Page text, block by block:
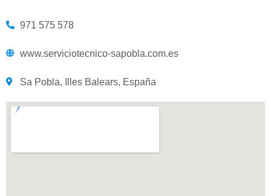
971 575 578
www.serviciotecnico-sapobla.com.es
Sa Pobla, Illes Balears, España